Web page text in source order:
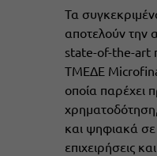
Τα
αποτελούν την
state-of-the-art
ΤΜΕΔΕ
οποία παρέχει
και ψηφιακά σε
επιχειρήσεις